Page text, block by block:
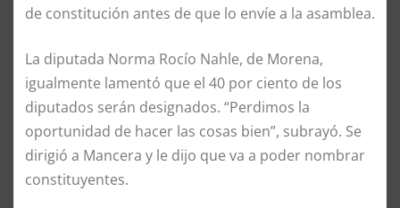
de constitución antes de que lo envíe a la asamblea.
La diputada Norma Rocío Nahle, de Morena,
igualmente lamentó que el 40 por ciento de los
diputados serán designados. “Perdimos la
oportunidad de hacer las cosas bien”, subrayó. Se
dirigió a Mancera y le dijo que va a poder nombrar
constituyentes.